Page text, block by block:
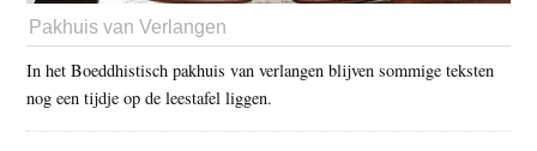
Pakhuis van Verlangen
In het Boeddhistisch pakhuis van verlangen blijven sommige teksten
nog een tijdje op de leestafel liggen.